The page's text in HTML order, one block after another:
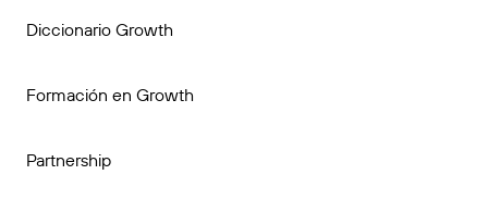
Diccionario Growth
Formación en Growth
Partnership